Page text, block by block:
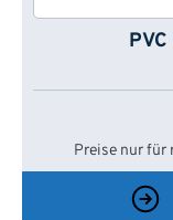
Preise nur für